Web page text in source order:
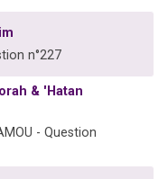
n°227
& 'Hatan
- Question